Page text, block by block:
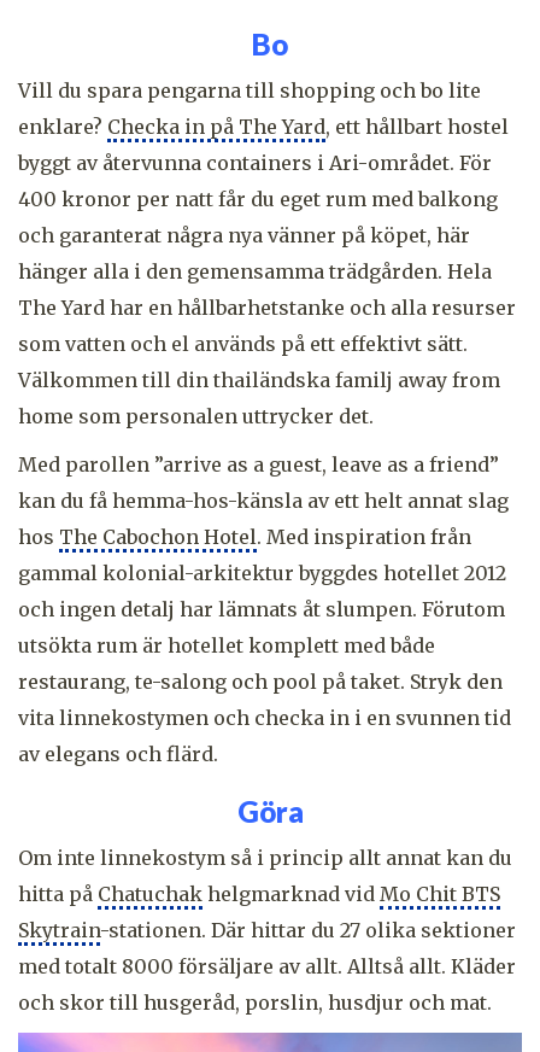
Bo
Vill du spara pengarna till shopping och bo lite
enklare? Checka in på The Yard, ett hållbart hostel
byggt av återvunna containers i Ari-området. För
400 kronor per natt får du eget rum med balkong
och garanterat några nya vänner på köpet, här
hänger alla i den gemensamma trädgården. Hela
The Yard har en hållbarhetstanke och alla resurser
som vatten och el används på ett effektivt sätt.
Välkommen till din thailändska familj away from
home som personalen uttrycker det.
Med parollen ”arrive as a guest, leave as a friend”
kan du få hemma-hos-känsla av ett helt annat slag
hos The Cabochon Hotel. Med inspiration från
gammal kolonial-arkitektur byggdes hotellet 2012
och ingen detalj har lämnats åt slumpen. Förutom
utsökta rum är hotellet komplett med både
restaurang, te-salong och pool på taket. Stryk den
vita linnekostymen och checka in i en svunnen tid
av elegans och flärd.
Göra
Om inte linnekostym så i princip allt annat kan du
hitta på Chatuchak helgmarknad vid Mo Chit BTS
Skytrain-stationen. Där hittar du 27 olika sektioner
med totalt 8000 försäljare av allt. Alltså allt. Kläder
och skor till husgeråd, porslin, husdjur och mat.